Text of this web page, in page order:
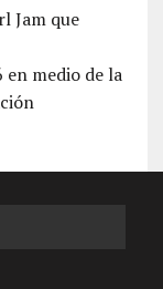
Jam que
en medio de la